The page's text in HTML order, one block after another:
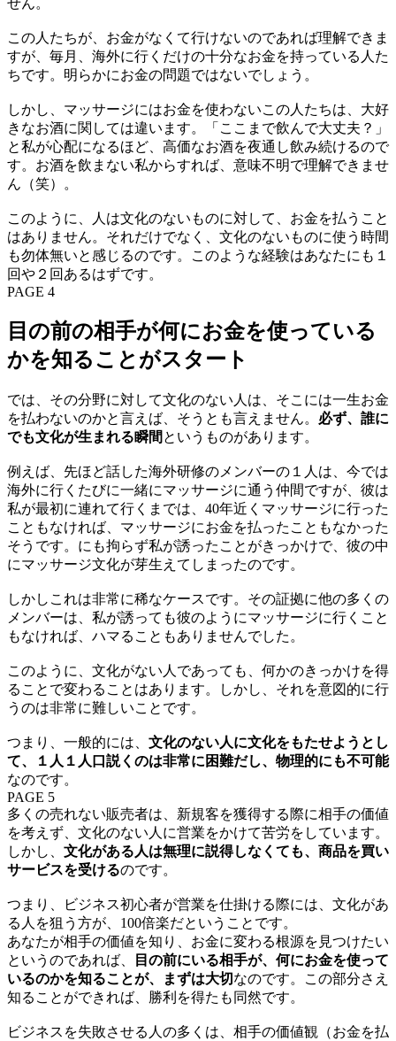
この人たちが、お金がなくて行けないのであれば理解できま
すが、毎月、海外に行くだけの十分なお金を持っている人た
ちです。明らかにお金の問題ではないでしょう。
しかし、マッサージにはお金を使わないこの人たちは、大好
きなお酒に関しては違います。「ここまで飲んで大丈夫？」
と私が心配になるほど、高価なお酒を夜通し飲み続けるので
す。お酒を飲まない私からすれば、意味不明で理解できませ
ん（笑）。
このように、人は文化のないものに対して、お金を払うこと
はありません。それだけでなく、文化のないものに使う時間
も勿体無いと感じるのです。このような経験はあなたにも１
回や２回あるはずです。
PAGE 4
目の前の相手が何にお金を使っている
かを知ることがスタート
では、その分野に対して文化のない人は、そこには一生お金
を払わないのかと言えば、そうとも言えません。 必ず、誰に
でも文化が生まれる瞬間 というものがあります。
例えば、先ほど話した海外研修のメンバーの１人は、今では
海外に行くたびに一緒にマッサージに通う仲間ですが、彼は
私が最初に連れて行くまでは、40年近くマッサージに行った
こともなければ、マッサージにお金を払ったこともなかった
そうです。にも拘らず私が誘ったことがきっかけで、彼の中
にマッサージ文化が芽生えてしまったのです。
しかしこれは非常に稀なケースです。その証拠に他の多くの
メンバーは、私が誘っても彼のようにマッサージに行くこと
もなければ、ハマることもありませんでした。
このように、文化がない人であっても、何かのきっかけを得
ることで変わることはあります。しかし、それを意図的に行
うのは非常に難しいことです。
つまり、一般的には、 文化のない人に文化をもたせようとし
て、１人１人口説くのは非常に困難だし、物理的にも不可能
なのです。
PAGE 5
多くの売れない販売者は、新規客を獲得する際に相手の価値
を考えず、文化のない人に営業をかけて苦労をしています。
しかし、 文化がある人は無理に説得しなくても、商品を買い
サービスを受けるのです。
つまり、ビジネス初心者が営業を仕掛ける際には、文化があ
る人を狙う方が、100倍楽だということです。
あなたが相手の価値を知り、お金に変わる根源を見つけたい
というのであれば、
目の前にいる相手が、何にお金を使って
いるのかを知ることが、まずは大切なのです。この部分さえ
知ることができれば、勝利を得たも同然です。
ビジネスを失敗させる人の多くは、相手の価値観（お金を払